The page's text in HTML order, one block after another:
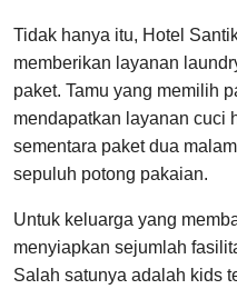
Tidak hanya itu, Hotel
memberikan layanan
paket. Tamu yang memilih
mendapatkan layanan cuci
sementara paket dua
sepuluh potong pakaian.
Untuk keluarga yang
menyiapkan sejumlah
Salah satunya adalah kids